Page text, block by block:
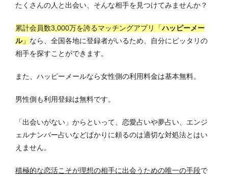
たくさんの人と出会い、そんな相手を見つけてみませんか？
累計会員数3,000万を誇るマッチングアプリ「ハッピーメー
ル」 なら、全国各地に登録者がいるため、自分にピッタリの
相手を探すことができます。
また、ハッピーメールなら女性側の利用料金は基本無料。
男性側も利用登録は無料です。
「出会いがない」からといって、恋愛占いや夢占い、エンジ
ェルナンバー占いなどばかりに頼るのは適切な対処法とはい
えません。
積極的な恋活こそが理想の相手に出会うための唯一の手段で